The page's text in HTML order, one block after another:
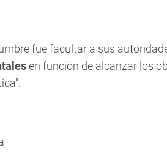
fue facultar a sus
en función de alcanzar los